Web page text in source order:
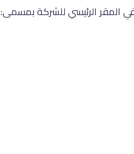
المقر الرئيسي للشركة بمسمى: